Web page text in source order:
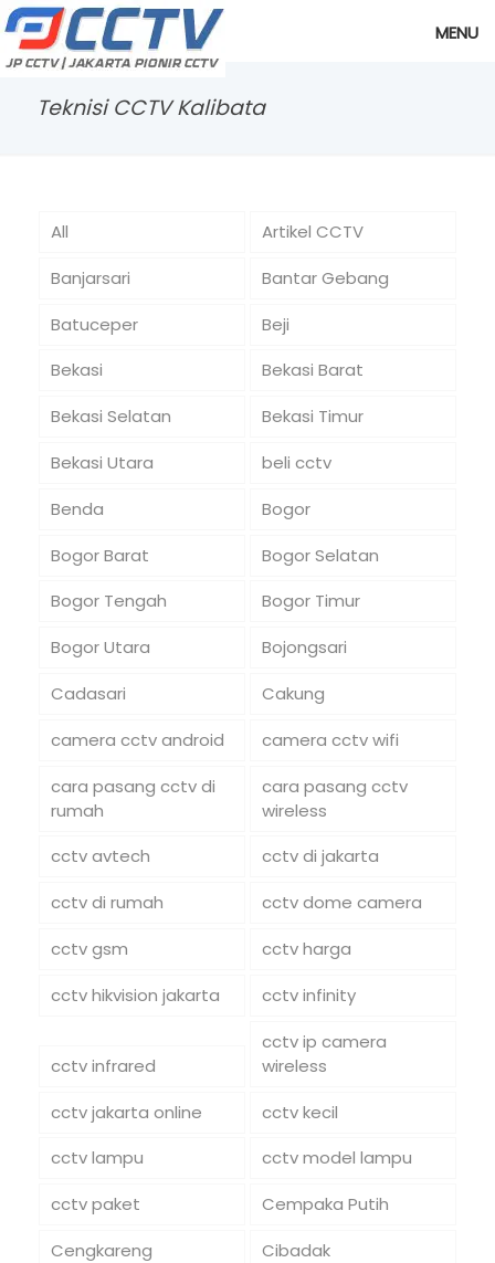
MENU
Teknisi CCTV Kalibata
All
Artikel CCTV
Banjarsari
Bantar Gebang
Batuceper
Beji
Bekasi
Bekasi Barat
Bekasi Selatan
Bekasi Timur
Bekasi Utara
beli cctv
Benda
Bogor
Bogor Barat
Bogor Selatan
Bogor Tengah
Bogor Timur
Bogor Utara
Bojongsari
Cadasari
Cakung
camera cctv android
camera cctv wifi
cara pasang cctv di
rumah
cara pasang cctv
wireless
cctv avtech
cctv di jakarta
cctv di rumah
cctv dome camera
cctv gsm
cctv harga
cctv hikvision jakarta
cctv infinity
cctv infrared
cctv ip camera
wireless
cctv jakarta online
cctv kecil
cctv lampu
cctv model lampu
cctv paket
Cempaka Putih
Cengkareng
Cibadak